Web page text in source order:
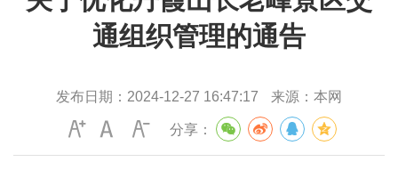
通组织管理的通告
发布日期： 2024-12-27 16:47:17 来源： 本网
分享：